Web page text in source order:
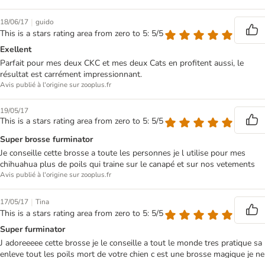
18/06/17 | guido
This is a stars rating area from zero to 5: 5/5
Exellent
Parfait pour mes deux CKC et mes deux Cats en profitent aussi, le
résultat est carrément impressionnant.
Avis publié à l'origine sur zooplus.fr
19/05/17
This is a stars rating area from zero to 5: 5/5
Super brosse furminator
Je conseille cette brosse a toute les personnes je l utilise pour mes
chihuahua plus de poils qui traine sur le canapé et sur nos vetements
Avis publié à l'origine sur zooplus.fr
17/05/17 | Tina
This is a stars rating area from zero to 5: 5/5
Super furminator
J adoreeeee cette brosse je le conseille a tout le monde tres pratique sa
enleve tout les poils mort de votre chien c est une brosse magique je ne